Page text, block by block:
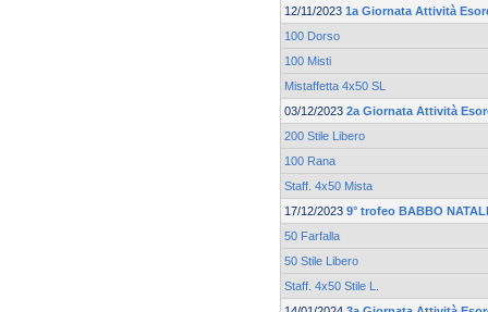
12/11/2023 1a Giornata Attività
100 Dorso
100 Misti
Mistaffetta 4x50 SL
03/12/2023 2a Giornata Attività
200 Stile Libero
100 Rana
Staff. 4x50 Mista
17/12/2023 9° trofeo BABBO
50 Farfalla
50 Stile Libero
Staff. 4x50 Stile L.